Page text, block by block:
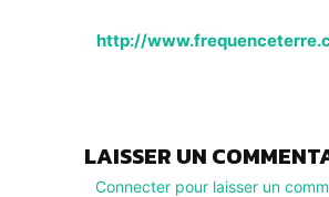
http://
LAISSER UN
Connecter pour laisser un